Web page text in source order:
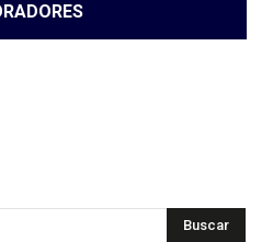
Buscar